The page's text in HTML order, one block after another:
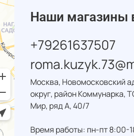
Наши магазины
+79261637507
Москва, Новомосковский
округ, район Коммунарка,
Мир, ряд А, 40/7
Время работы: пн-пт 8:00-